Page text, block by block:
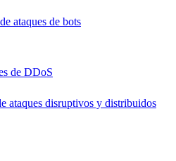
ataques de bots
de DDoS
ataques disruptivos y distribuidos